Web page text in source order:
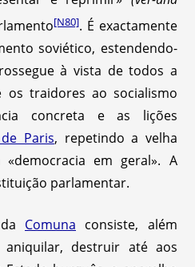
[N80]. É exactamente
soviético, estendendo-
à vista de todos a
os traidores ao socialismo
concreta e as lições
Paris, repetindo a velha
em geral». A
parlamentar.
Comuna consiste, além
destruir até aos